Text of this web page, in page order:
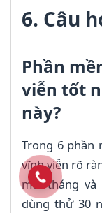
6. Câu
Phần
viễn tốt
này?
Trong 6 phần
vĩnh viễn rõ
mỗi tháng và
dùng thử 30